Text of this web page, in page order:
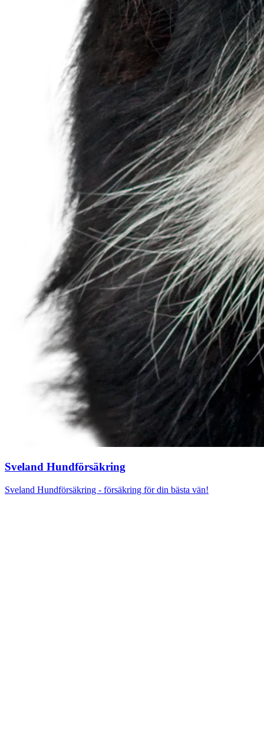
Sveland Hundförsäkring
Sveland Hundförsäkring - försäkring för din bästa vän!